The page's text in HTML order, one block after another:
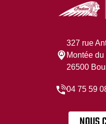
327 rue
Montée du
26500
04 75 59